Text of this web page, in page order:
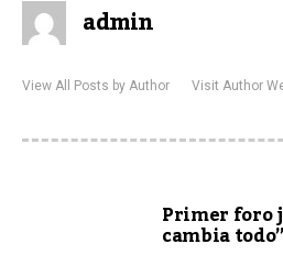
admin
View All Posts by Author Visit Author
Primer foro
cambia